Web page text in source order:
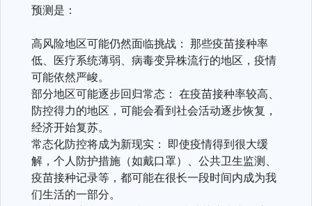
预测是：
高风险地区可能仍然面临挑战： 那些疫苗接种率
低、医疗系统薄弱、病毒变异株流行的地区，疫情
可能依然严峻。
部分地区可能逐步回归常态： 在疫苗接种率较高、
防控得力的地区，可能会看到社会活动逐步恢复，
经济开始复苏。
常态化防控将成为新现实： 即使疫情得到很大缓
解，个人防护措施（如戴口罩）、公共卫生监测、
疫苗接种记录等，都可能在很长一段时间内成为我
们生活的一部分。